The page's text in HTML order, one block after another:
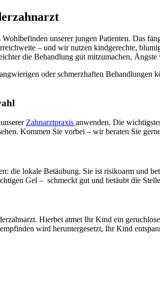
unserer jungen Patienten. Das
– und wir nutzen kindgerechte,
die Behandlung gut mitzumachen, Ängste
oder schmerzhaften
Zahnarztpraxis anwenden. Die
Kommen Sie vorbei – wir beraten Sie
die lokale Betäubung. Sie ist risikoarm und
Gel – schmeckt gut und betäubt die
Hierbei atmet Ihr Kind ein
wird heruntergesetzt, Ihr Kind